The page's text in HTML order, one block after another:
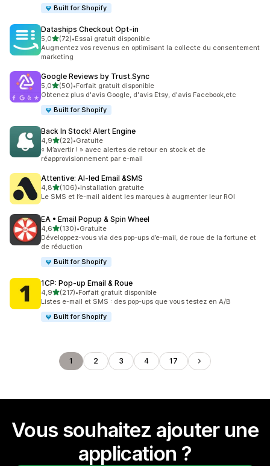
Built for Shopify
Dataships Checkout Opt‑in
5,0étoile(s) sur 5
(72)
72 avis au total
•Essai gratuit disponible
Augmentez vos revenus en optimisant la collecte du consentement
marketing
Google Reviews by Trust.Sync
5,0étoile(s) sur 5
(50)
50 avis au total
•Forfait gratuit disponible
Obtenez plus d'avis Google, d'avis Etsy, d'avis Facebook,etc
Built for Shopify
Back In Stock! Alert Engine
4,9étoile(s) sur 5
(22)
22 avis au total
•Gratuite
« M’avertir ! » avec alertes de retour en stock et de
réapprovisionnement par e-mail
Attentive: AI‑led Email &SMS
4,8étoile(s) sur 5
(106)
106 avis au total
•Installation gratuite
Le SMS et l’e-mail aident les marques à augmenter leur ROI
EA • Email Popup & Spin Wheel
4,6étoile(s) sur 5
(130)
130 avis au total
•Gratuite
Développez-vous via des pop-ups d’e-mail, de roue de la fortune et
de réduction
Built for Shopify
1CP: Pop‑up Email & Roue
4,9étoile(s) sur 5
(217)
217 avis au total
•Forfait gratuit disponible
Listes e-mail et SMS : des pop-ups que vous testez en A/B
Built for Shopify
1 2 3 4 17
Vous souhaitez ajouter une
application ?